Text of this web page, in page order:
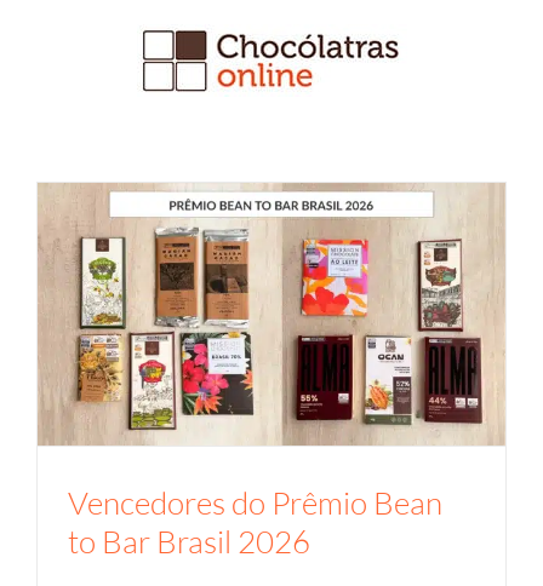
Vencedores do Prêmio Bean
to Bar Brasil 2026